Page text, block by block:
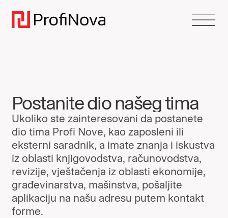
Postanite dio našeg tima
Ukoliko ste zainteresovani da postanete
dio tima Profi Nove, kao zaposleni ili
eksterni saradnik, a imate znanja i iskustva
iz oblasti knjigovodstva, računovodstva,
revizije, vještačenja iz oblasti ekonomije,
građevinarstva, mašinstva, pošaljite
aplikaciju na našu adresu putem kontakt
forme.